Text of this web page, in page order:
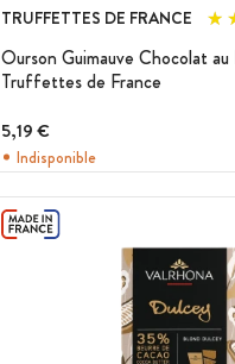
TRUFFETTES DE FRANCE
Ourson Guimauve Chocolat
Truffettes de France
5,19 €
Indisponible